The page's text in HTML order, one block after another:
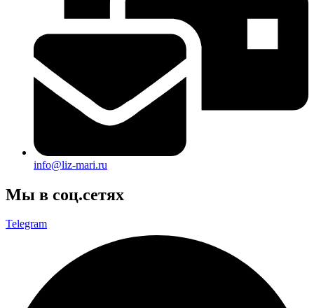
info@liz-mari.ru
Мы в соц.сетях
Telegram